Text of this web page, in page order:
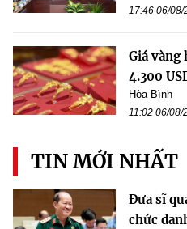
17:46 06/08/
Giá vàng
4.300
Hòa Bình
11:02 06/08/
TIN MỚI NHẤT
Đưa sĩ
chức